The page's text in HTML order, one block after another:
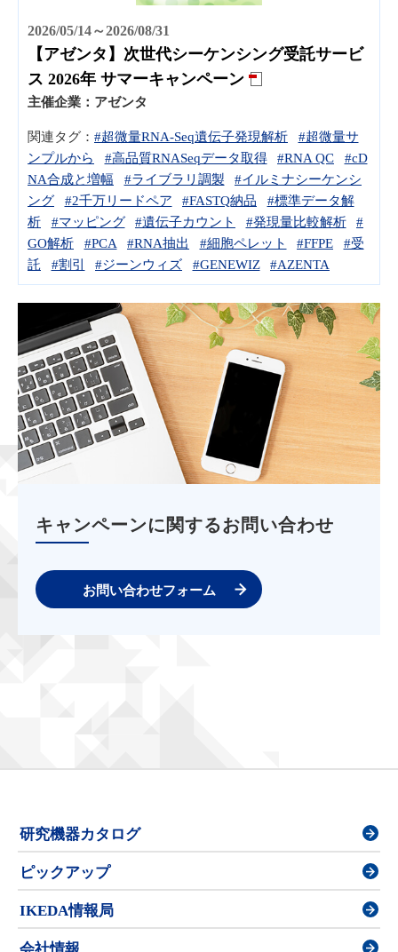
2026/05/14～2026/08/31
【アゼンタ】次世代シーケンシング受託サービ
ス 2026年 サマーキャンペーン
主催企業： アゼンタ
関連タグ： #超微量RNA-Seq遺伝子発現解析
#超微量サ
ンプルから
#高品質RNASeqデータ取得 #RNA QC
#cD
NA合成と増幅
#ライブラリ調製
#イルミナシーケンシ
ング
#2千万リードペア #FASTQ納品
#標準データ解
析
#マッピング #遺伝子カウント #発現量比較解析
#
GO解析
#PCA #RNA抽出 #細胞ペレット #FFPE
#受
託
#割引 #ジーンウィズ #GENEWIZ #AZENTA
キャンペーンに関するお問い合わせ
お問い合わせフォーム
研究機器カタログ
ピックアップ
IKEDA情報局